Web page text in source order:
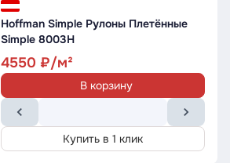
Hoffman Simple Рулоны Плетённые
Simple 8003H
4550
В корзину
Купить в 1 клик